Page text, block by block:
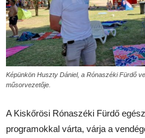
Képünkön Huszty Dániel, a Rónaszéki Fürdő
műsorvezetője.
A Kiskőrösi Rónaszéki Fürdő
programokkal várta, várja a